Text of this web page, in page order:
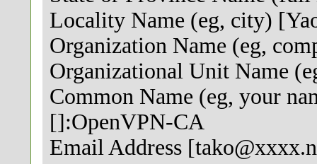
Locality Name (eg, city)
Organization Name (eg,
Organizational Unit Name
Common Name (eg, your
[]:OpenVPN-CA
Email Address